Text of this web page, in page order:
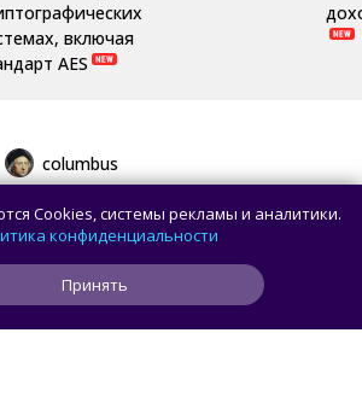
включая
AES
columbus
в августе 2026 года:
сборки от 59 100 рублей
Cookies, системы рекламы и аналитики.
конфиденциальности
Принять